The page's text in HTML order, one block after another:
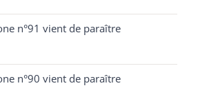
n°91 vient de paraître
n°90 vient de paraître